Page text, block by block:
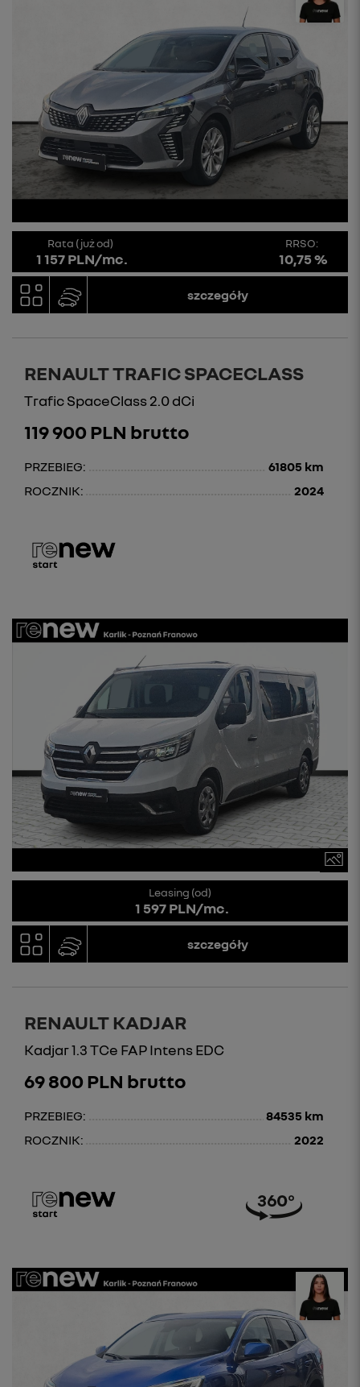
Rata (już od)
1 157 PLN/mc.
RRSO:
10,75 %
szczegóły
RENAULT TRAFIC SPACECLASS
Trafic SpaceClass 2.0 dCi
119 900 PLN brutto
PRZEBIEG:
61805 km
ROCZNIK:
2024
Leasing (od)
1 597 PLN/mc.
szczegóły
RENAULT KADJAR
Kadjar 1.3 TCe FAP Intens EDC
69 800 PLN brutto
PRZEBIEG:
84535 km
ROCZNIK:
2022